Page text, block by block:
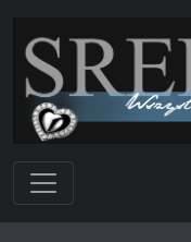
Toggle navigation